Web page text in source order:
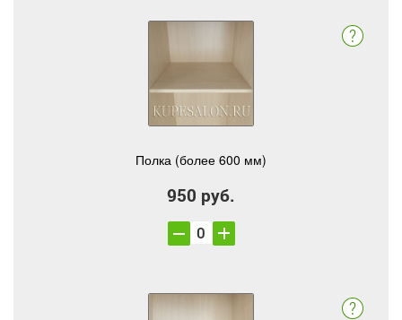
Полка (более 600 мм)
950 руб.